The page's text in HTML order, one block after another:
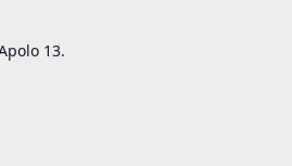
13.